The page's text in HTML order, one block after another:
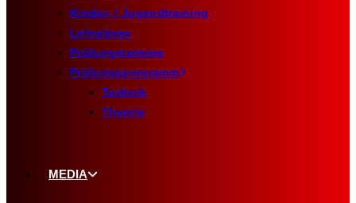
Kinder- / Jugendtraining
Lehrgänge
Prüfungstermine
Prüfungsprogramm
Technik
Theorie
MEDIA